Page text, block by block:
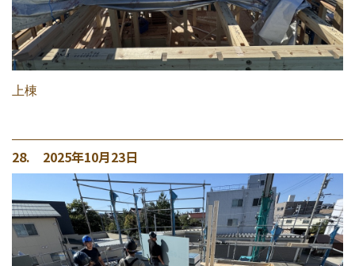
上棟
28. 2025年10月23日